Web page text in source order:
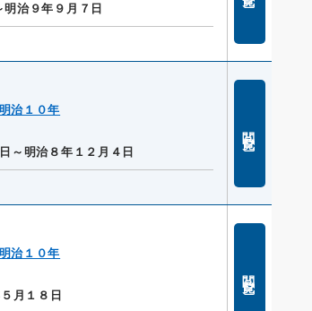
治９年９月７日
治１０年
～明治８年１２月４日
治１０年
月１８日